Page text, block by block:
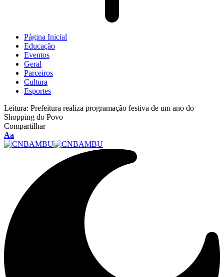
Página Inicial
Educação
Eventos
Geral
Parceiros
Cultura
Esportes
Leitura: Prefeitura realiza programação festiva de um ano do
Shopping do Povo
Compartilhar
Aa